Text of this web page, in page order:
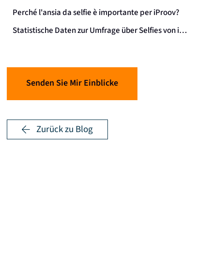
Perché l'ansia da selfie è importante per iProov?
Statistische Daten zur Umfrage über Selfies von iProov:
Senden Sie Mir Einblicke
Zurück zu Blog